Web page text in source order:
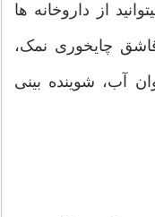
از داروخانه ها
چایخوری نمک،
آب، شوینده بینی